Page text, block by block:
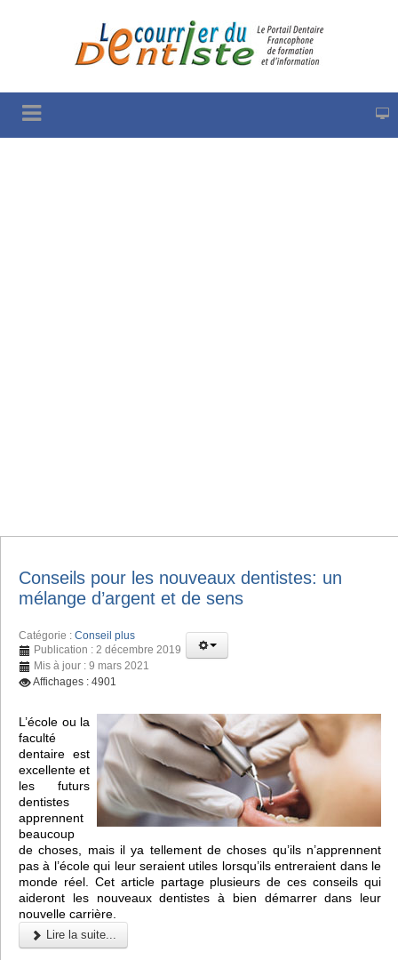
Conseils pour les nouveaux dentistes: un
mélange d’argent et de sens
Catégorie : Conseil plus
Publication : 2 décembre 2019
Mis à jour : 9 mars 2021
Affichages : 4901
L’école ou la
faculté
dentaire est
excellente et
les futurs
dentistes
apprennent
beaucoup
de choses, mais il ya tellement de choses qu’ils n’apprennent
pas à l’école qui leur seraient utiles lorsqu’ils entreraient dans le
monde réel. Cet article partage plusieurs de ces conseils qui
aideront les nouveaux dentistes à bien démarrer dans leur
nouvelle carrière.
Lire la suite...